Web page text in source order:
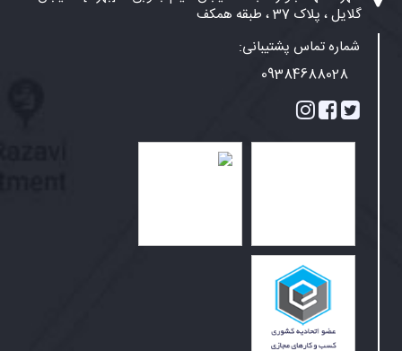
گلایل ، پلاک 37 ، طبقه همکف
شماره تماس پشتیبانی:
09384688028